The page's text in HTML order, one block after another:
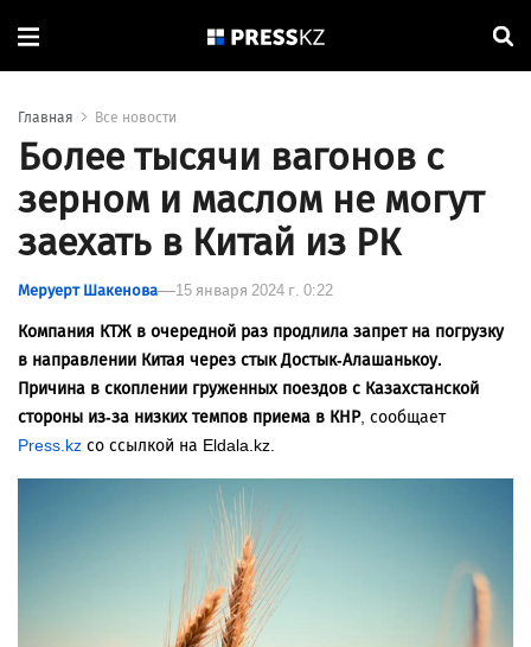
Главная Все новости
Более тысячи вагонов с
зерном и маслом не могут
заехать в Китай из РК
Меруерт Шакенова 15 января 2024 г. 0:22
Компания КТЖ в очередной раз продлила запрет на погрузку
в направлении Китая через стык Достык-Алашанькоу.
Причина в скоплении груженных поездов с Казахстанской
стороны из-за низких темпов приема в КНР, сообщает
Press.kz со ссылкой на Eldala.kz.